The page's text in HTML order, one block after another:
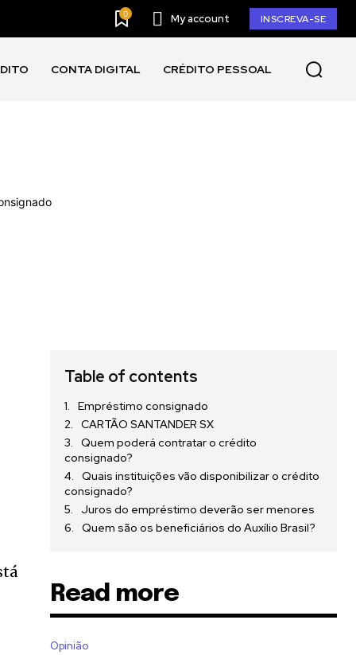
0 My account INSCREVA-SE
CONTA DIGITAL CRÉDITO PESSOAL
Table of contents
Empréstimo consignado
CARTÃO SANTANDER SX
Quem poderá contratar o crédito
consignado?
Quais instituições vão disponibilizar o crédito
consignado?
Juros do empréstimo deverão ser menores
Quem são os beneficiários do Auxílio Brasil?
Read more
Opinião